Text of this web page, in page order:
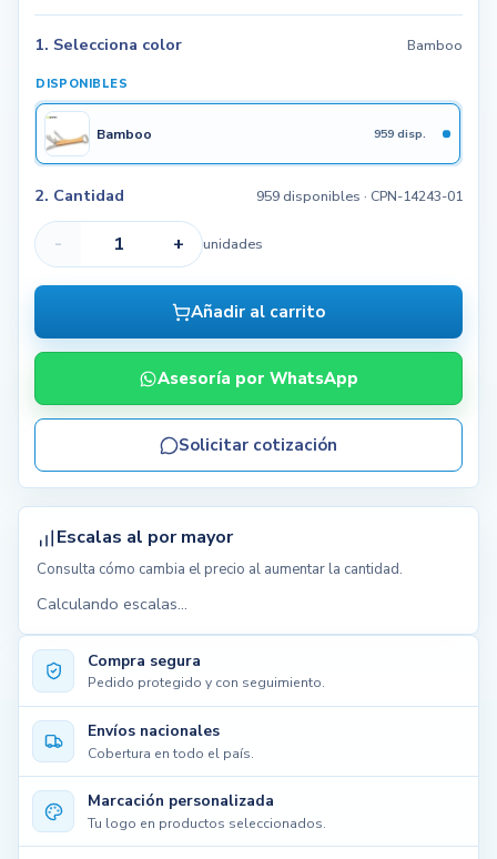
Compra segura
Pedido protegido y con seguimiento.
Envíos nacionales
Cobertura en todo el país.
Marcación personalizada
Tu logo en productos seleccionados.
1. Selecciona color Bamboo
DISPONIBLES
Bamboo 959 disp.
2. Cantidad 959 disponibles · CPN-14243-01
- + unidades
Añadir al carrito
Asesoría por WhatsApp
Solicitar cotización
Escalas al por mayor
Consulta cómo cambia el precio al aumentar la cantidad.
Calculando escalas...